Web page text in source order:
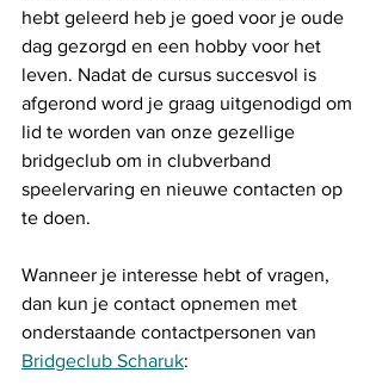
hebt geleerd heb je goed voor je oude
dag gezorgd en een hobby voor het
leven. Nadat de cursus succesvol is
afgerond word je graag uitgenodigd om
lid te worden van onze gezellige
bridgeclub om in clubverband
speelervaring en nieuwe contacten op
te doen.
Wanneer je interesse hebt of vragen,
dan kun je contact opnemen met
onderstaande contactpersonen van
Bridgeclub Scharuk: